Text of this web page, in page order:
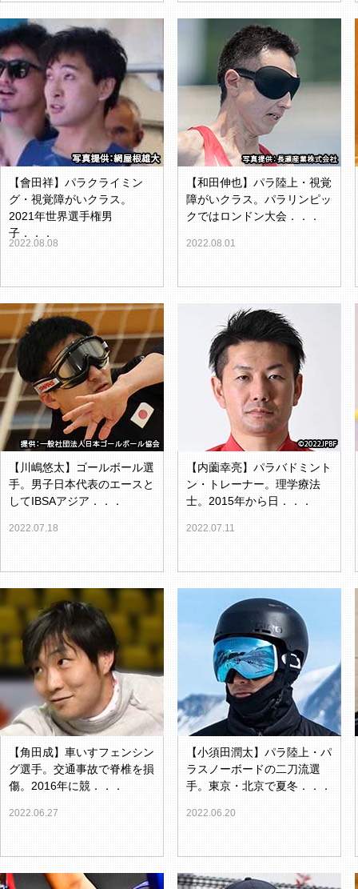
【會田祥】パラクライミン
グ・視覚障がいクラス。
2021年世界選手権男
子．．．
2022.08.08
【和田伸也】パラ陸上・視覚
障がいクラス。パラリンピッ
クではロンドン大会．．．
2022.08.01
【川嶋悠太】ゴールボール選
手。男子日本代表のエースと
してIBSAアジア．．．
2022.07.18
【内薗幸亮】パラバドミント
ン・トレーナー。理学療法
士。2015年から日．．．
2022.07.11
【角田成】車いすフェンシン
グ選手。交通事故で脊椎を損
傷。2016年に競．．．
2022.06.27
【小須田潤太】パラ陸上・パ
ラスノーボードの二刀流選
手。東京・北京で夏冬．．．
2022.06.20